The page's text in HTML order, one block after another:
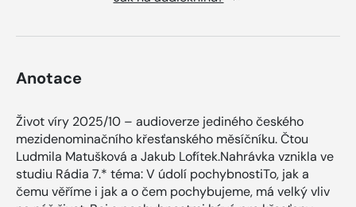
Anotace
Život víry 2025/10 – audioverze jediného českého
mezidenominačního křesťanského měsíčníku. Čtou
Ludmila Matušková a Jakub Lofítek.Nahrávka vznikla ve
studiu Rádia 7.* téma: V údolí pochybnostiTo, jak a
čemu věříme i jak a o čem pochybujeme, má velký vliv